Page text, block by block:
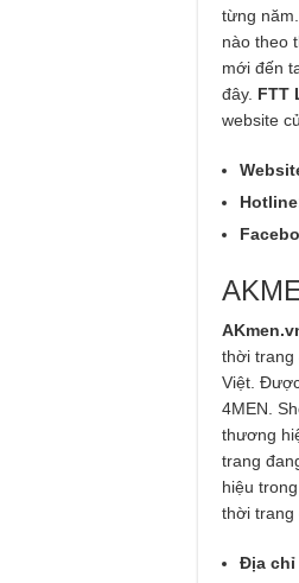
từng
nào theo
mới đến
đây. FTT
website
thời trang
Việt.
4MEN.
thương
trang
hiệu
thời trang
Địa chỉ